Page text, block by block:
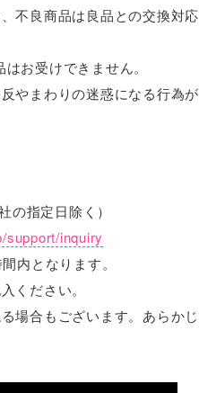
不良商品は良品との交換対
お受けできません。
やまわりの迷惑になる行為
指定日除く）
support/inquiry
内となります。
ください。
合もございます。あらかじ